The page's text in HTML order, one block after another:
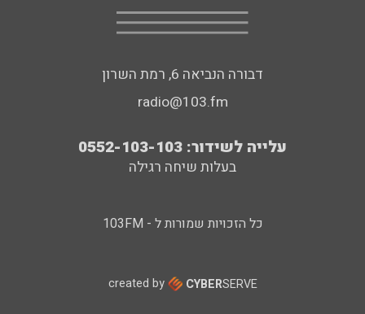
דבורה הנביאה 6, רמת השרון
radio@103.fm
עלייה לשידור: 0552-103-103
בעלות שיחה רגילה
כל הזכויות שמורות ל - 103FM
created by CYBERSERVE